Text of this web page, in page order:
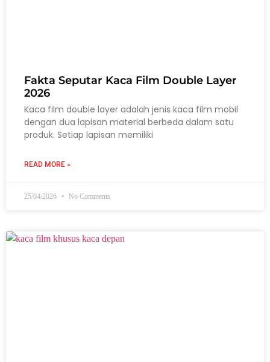
Fakta Seputar Kaca Film Double Layer
2026
Kaca film double layer adalah jenis kaca film mobil
dengan dua lapisan material berbeda dalam satu
produk. Setiap lapisan memiliki
READ MORE »
25/04/2026 No Comments